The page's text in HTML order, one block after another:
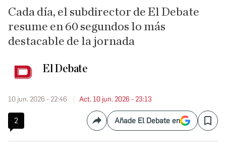
Cada día, el subdirector de El Debate
resume en 60 segundos lo más
destacable de la jornada
El Debate
10 jun. 2026 - 22:46 Act. 10 jun. 2026 - 23:13
2 CompartirAñade El Debate en Save